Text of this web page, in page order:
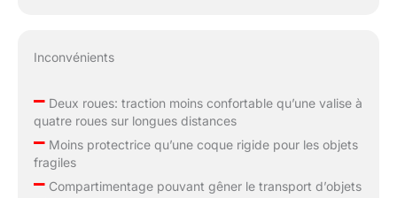
Inconvénients
–Deux roues: traction moins confortable qu’une valise à
quatre roues sur longues distances
–Moins protectrice qu’une coque rigide pour les objets
fragiles
–Compartimentage pouvant gêner le transport d’objets